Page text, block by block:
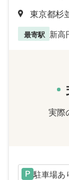
東京都杉
最寄駅 新高
実際
駐車場あ